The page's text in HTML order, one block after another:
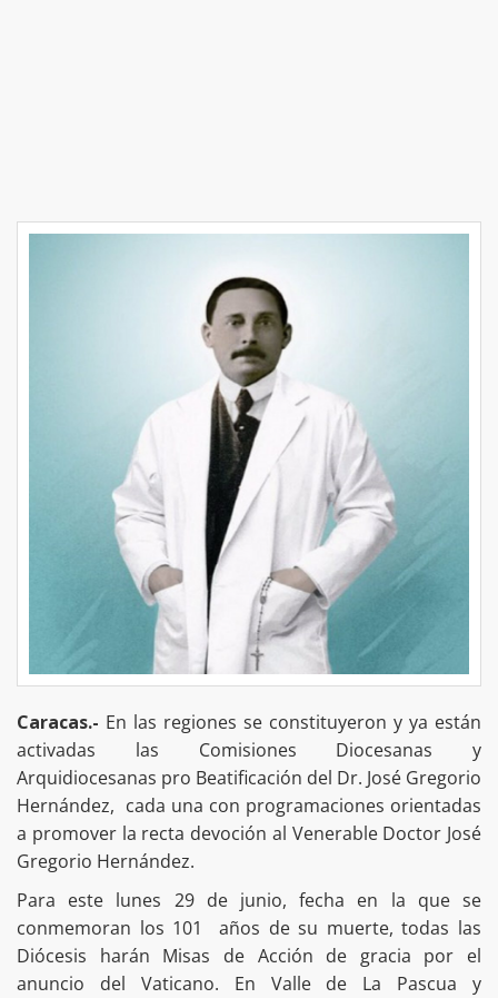
Caracas.- En las regiones se constituyeron y ya están
activadas las Comisiones Diocesanas y
Arquidiocesanas pro Beatificación del Dr. José Gregorio
Hernández, cada una con programaciones orientadas
a promover la recta devoción al Venerable Doctor José
Gregorio Hernández.
Para este lunes 29 de junio, fecha en la que se
conmemoran los 101 años de su muerte, todas las
Diócesis harán Misas de Acción de gracia por el
anuncio del Vaticano. En Valle de La Pascua y